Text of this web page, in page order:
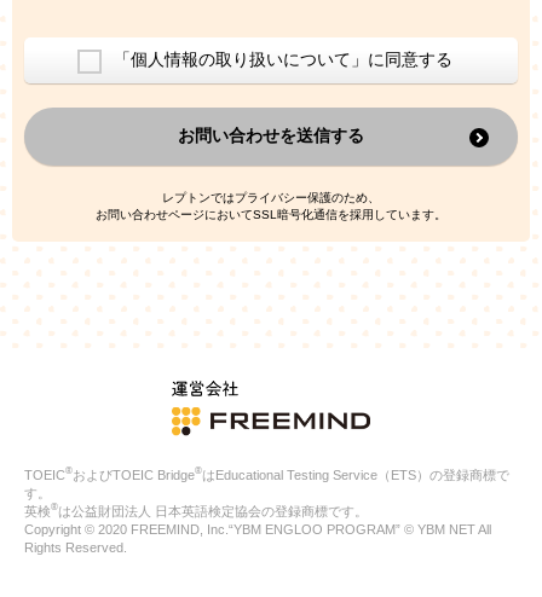
ご利用者の個人情報を、本人が特定されないデータに不可逆変
換した上で、広告・宣伝・販売促進活動に役立てること
上記の利用目的のために第三者へ提供すること
なお、この利用目的を超えた個人情報の取扱いは行いません。ま
た、これ以外の目的で個人情報を利用することはありません。
人情報を、本人が特定されないデータに不可逆変換した上で第三
者広告配信事業者においてマッチングを行い、その結果に基づい
て広告を配信することがあります。第三者広告配信事業者が、こ
れらの情報を広告配信以外の目的で利用することはありません。
4.
個人情報の第三者への提供
当社は、次の場合を除き、ご本人の同意なしに個人情報を第三者
に提供することはありません。
ご本人の同意がある場合
法令に基づく場合
人の生命、身体または財産の保護のために必要がある場合であ
公衆衛生の向上または児童の健全な育成の推進のために特に必
合
特定した利用目的の達成に必要な範囲内において、個人情報の
「個人情報の取り扱いについて」に同意する
お問い合わせを送信する
レプトンではプライバシー保護のため、
お問い合わせページにおいてSSL暗号化通信を採用しています。
TOEIC®およびTOEIC Bridge®はEducational Testing Service（ETS）の登録商標で
す。
英検®は公益財団法人 日本英語検定協会の登録商標です。
Copyright © 2020 FREEMIND, Inc.“YBM ENGLOO PROGRAM” © YBM NET All
Rights Reserved.